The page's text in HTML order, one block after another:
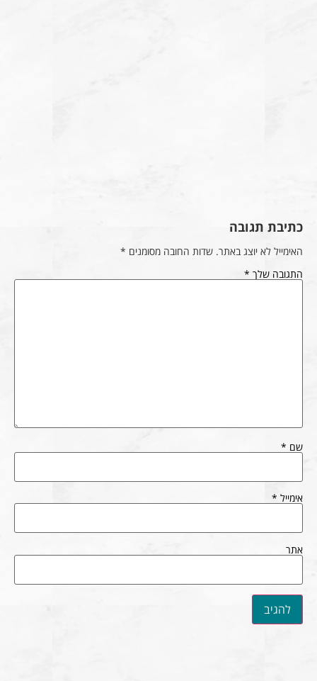
כתיבת תגובה
האימייל לא יוצג באתר. שדות החובה מסומנים *
התגובה שלך *
שם *
אימייל *
אתר